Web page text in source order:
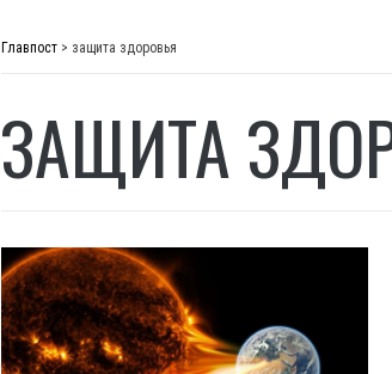
Главпост > защита здоровья
ЗАЩИТА